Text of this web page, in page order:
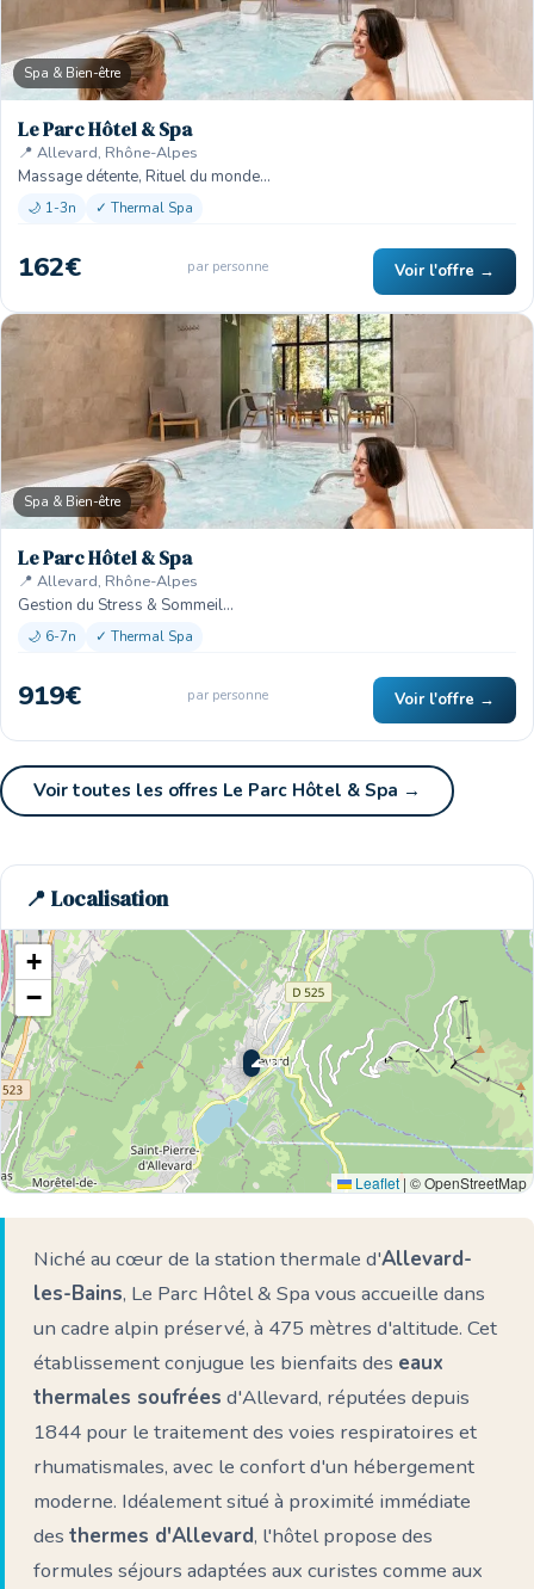
Spa & Bien-être
Le Parc Hôtel & Spa
📍 Allevard, Rhône-Alpes
Massage détente, Rituel du monde…
🌙 1-3n ✓ Thermal Spa
162€ par personne Voir l'offre →
Spa & Bien-être
Le Parc Hôtel & Spa
📍 Allevard, Rhône-Alpes
Gestion du Stress & Sommeil…
🌙 6-7n ✓ Thermal Spa
919€ par personne Voir l'offre →
Voir toutes les offres Le Parc Hôtel & Spa →
📍 Localisation
🌊 Ici
+
−
Leaflet | © OpenStreetMap
Niché au cœur de la station thermale d'Allevard-
les-Bains, Le Parc Hôtel & Spa vous accueille dans
un cadre alpin préservé, à 475 mètres d'altitude. Cet
établissement conjugue les bienfaits des eaux
thermales soufrées d'Allevard, réputées depuis
1844 pour le traitement des voies respiratoires et
rhumatismales, avec le confort d'un hébergement
moderne. Idéalement situé à proximité immédiate
des thermes d'Allevard, l'hôtel propose des
formules séjours adaptées aux curistes comme aux